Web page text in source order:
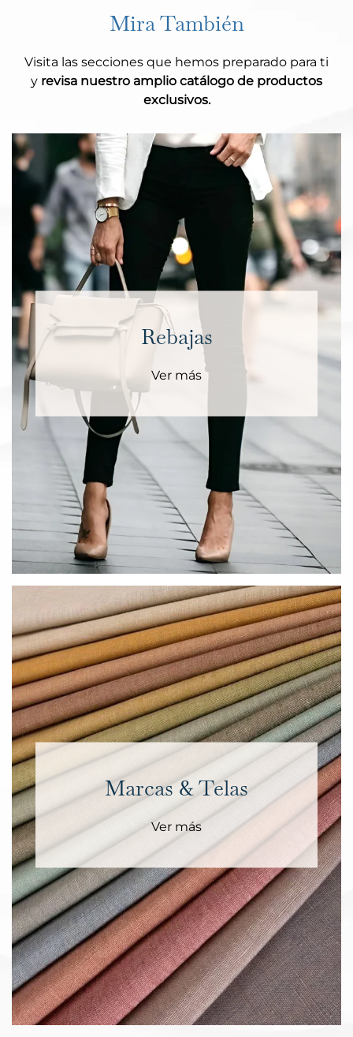
Mira También
Visita las secciones que hemos preparado para ti
y revisa nuestro amplio catálogo de productos
exclusivos.
Rebajas
Ver más
Marcas & Telas
Ver más